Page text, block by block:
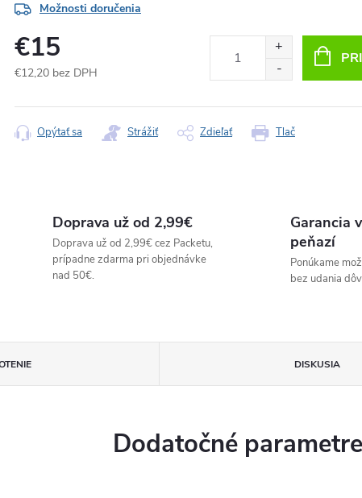
Možnosti doručenia
€15
€12,20 bez DPH
cena:
Tlač
Opýtať sa Strážiť Zdieľať
Doprava už od 2,99€
Doprava už od 2,99€ cez Packetu,
prípadne zdarma pri objednávke
nad 50€.
Garancia
peňazí
Ponúkame
bez udania
DISKUSIA
Dodatočné parametre